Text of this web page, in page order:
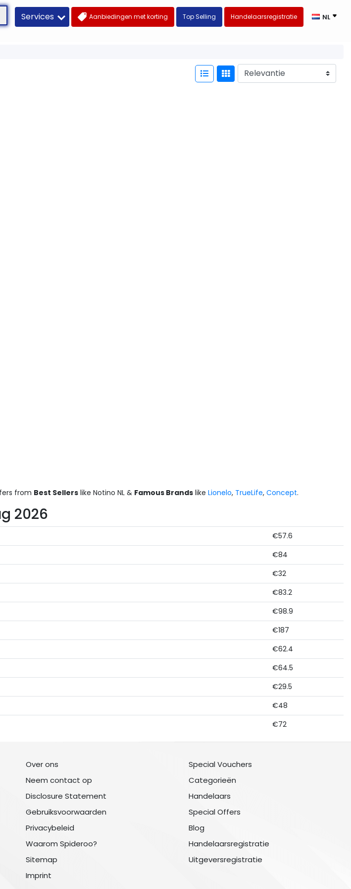
Services Aanbiedingen met korting Top Selling Handelaarsregistratie NL
from Best Sellers like Notino NL & Famous Brands like Lionelo, TrueLife, Concept.
2026
€57.6
€84
€32
€83.2
€98.9
€187
€62.4
€64.5
€29.5
€48
€72
Over ons
Neem contact op
Disclosure Statement
Gebruiksvoorwaarden
Privacybeleid
Waarom Spideroo?
Sitemap
Imprint
Special Vouchers
Categorieën
Handelaars
Special Offers
Blog
Handelaarsregistratie
Uitgeversregistratie